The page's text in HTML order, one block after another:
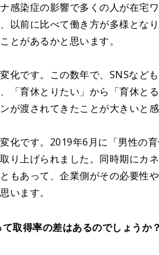
感染症の影響で多くの人が在宅
以前に比べて働き方が多様とな
とがあるかと思います。
化です。この数年で、SNSなど
「育休とりたい」から「育休と
が渡されてきたことが大きいと感
化です。2019年6月に「男性の
り上げられました。同時期にカ
もあって、企業側がその必要性
います。
得率の差はあるのでしょうか？